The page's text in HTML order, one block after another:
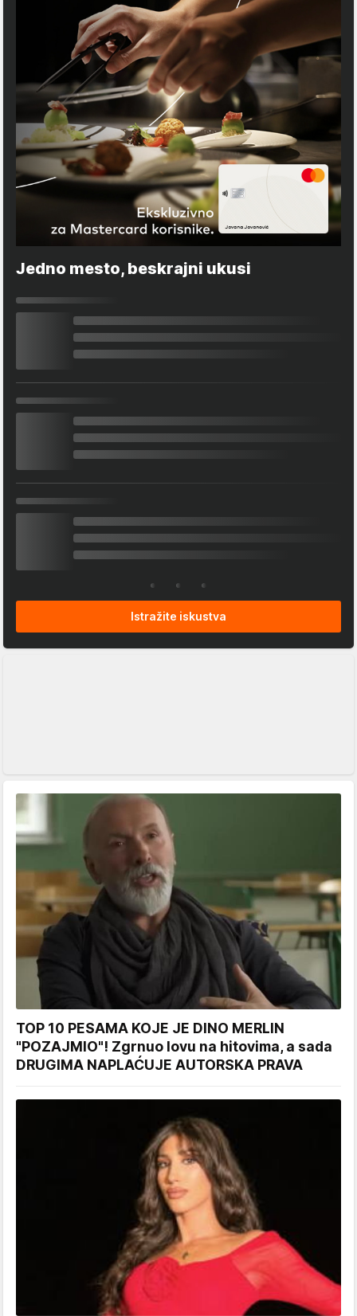
Jedno mesto, beskrajni ukusi
Istražite iskustva
TOP 10 PESAMA KOJE JE DINO MERLIN
"POZAJMIO"! Zgrnuo lovu na hitovima, a sada
DRUGIMA NAPLAĆUJE AUTORSKA PRAVA